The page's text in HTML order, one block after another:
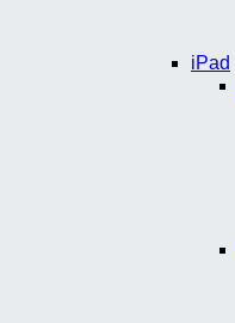
iPad